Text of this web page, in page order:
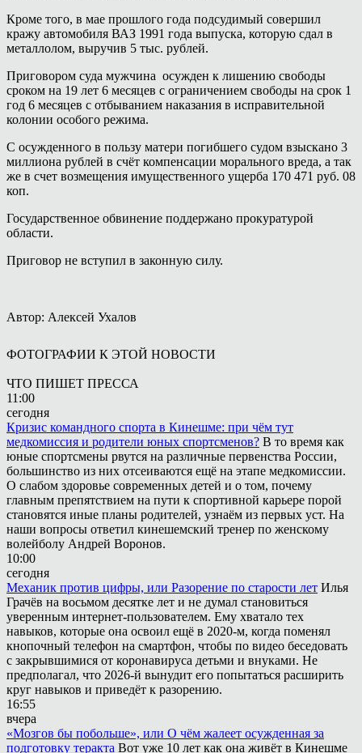
Кроме того, в мае прошлого года подсудимый совершил
кражу автомобиля ВАЗ 1991 года выпуска, которую сдал в
металлолом, выручив 5 тыс. рублей.
Приговором суда мужчина осужден к лишению свободы
сроком на 19 лет 6 месяцев с ограничением свободы на срок 1
год 6 месяцев с отбыванием наказания в исправительной
колонии особого режима.
С осужденного в пользу матери погибшего судом взыскано 3
миллиона рублей в счёт компенсации морального вреда, а так
же в счет возмещения имущественного ущерба 170 471 руб. 08
коп.
Государственное обвинение поддержано прокуратурой
области.
Приговор не вступил в законную силу.
Автор: Алексей Ухалов
ФОТОГРАФИИ К ЭТОЙ НОВОСТИ
ЧТО ПИШЕТ ПРЕССА
11:00
сегодня
Кризис командного спорта в Кинешме: при чём тут
медкомиссия и родители юных спортсменов? В то время как
юные спортсмены рвутся на различные первенства России,
большинство из них отсеиваются ещё на этапе медкомиссии.
О слабом здоровье современных детей и о том, почему
главным препятствием на пути к спортивной карьере порой
становятся иные планы родителей, узнаём из первых уст. На
наши вопросы ответил кинешемский тренер по женскому
волейболу Андрей Воронов.
10:00
сегодня
Механик против цифры, или Разорение по старости лет Илья
Грачёв на восьмом десятке лет и не думал становиться
уверенным интернет-пользователем. Ему хватало тех
навыков, которые она освоил ещё в 2020-м, когда поменял
кнопочный телефон на смартфон, чтобы по видео беседовать
с закрывшимися от коронавируса детьми и внуками. Не
предполагал, что 2026-й вынудит его попытаться расширить
круг навыков и приведёт к разорению.
16:55
вчера
«Мозгов бы побольше», или О чём жалеет осужденная за
подготовку теракта Вот уже 10 лет как она живёт в Кинешме